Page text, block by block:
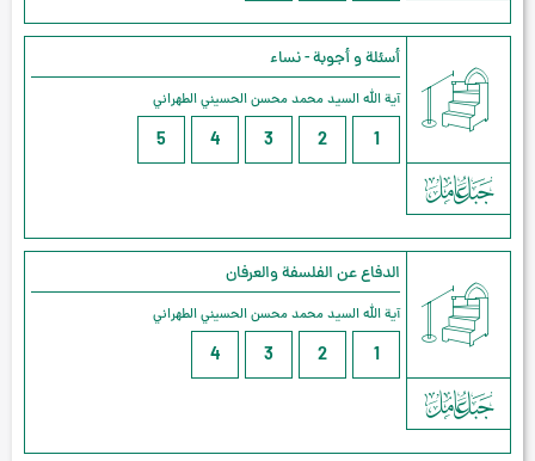
أسئلة و أجوبة - نساء
آية الله السيد محمد محسن الحسيني الطهراني
1
2
3
4
5
الدفاع عن الفلسفة والعرفان
آية الله السيد محمد محسن الحسيني الطهراني
1
2
3
4